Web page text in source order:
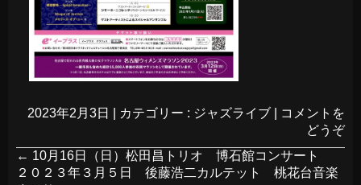
2023年2月3日 カテゴリー : ジャズライブ
コメントを
どうぞ
← 10月16日（日）松田昌トリオ 博石館コンサート
２０２３年３月５日 後藤浩二カルテット 桃花台音楽